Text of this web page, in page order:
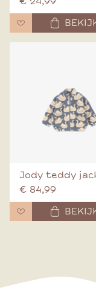
Jody teddy
€ 84,99